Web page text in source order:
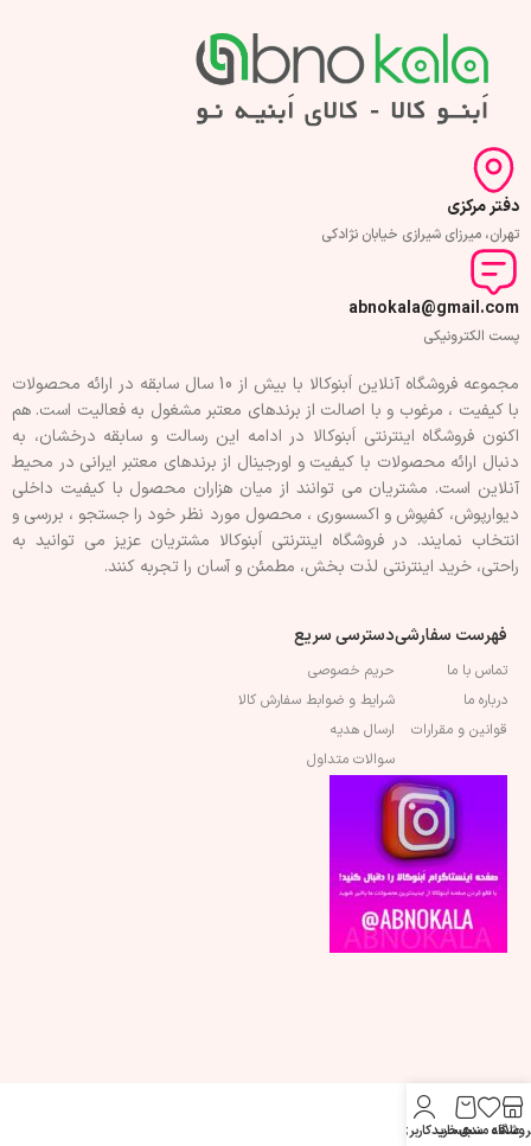
دفتر مرکزی
تهران، میرزای شیرازی خیابان نژادکی
abnokala@gmail.com
پست الکترونیکی
مجموعه فروشگاه آنلاین اَبنوکالا با بیش از 10 سال سابقه در ارائه محصولات
با کيفيت ، مرغوب و با اصالت از برندهای معتبر مشغول به فعاليت است. هم
اکنون فروشگاه اینترنتی اَبنوکالا در ادامه اين رسالت و سابقه درخشان، به
دنبال ارائه محصولات با کيفيت و اورجينال از برندهای معتبر ايرانی در محيط
آنلاين است. مشتريان می توانند از ميان هزاران محصول با کيفيت داخلی
دیوارپوش، کفپوش و اکسسوری ، محصول مورد نظر خود را جستجو ، بررسی و
انتخاب نمايند. در فروشگاه اینترنتی اَبنوکالا مشتريان عزیز می توانيد به
راحتی، خرید اینترنتی لذت بخش، مطمئن و آسان را تجربه کنند.
فهرست سفارشی
تماس با ما
درباره ما
قوانین و مقرارات
دسترسی سریع
حریم خصوصی
شرایط و ضوابط سفارش کالا
ارسال هدیه
سوالات متداول
علاقه مندیسبد خرید
حساب کاربری من